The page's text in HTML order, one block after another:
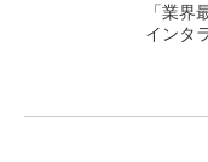
「業界
インタ